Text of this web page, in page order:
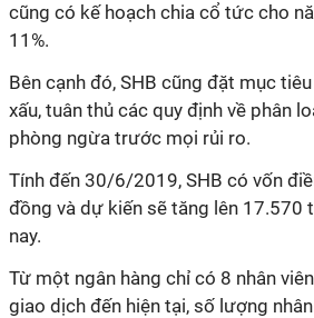
cũng có kế hoạch chia cổ tức cho
11%.
Bên cạnh đó, SHB cũng đặt mục
xấu, tuân thủ các quy định về phân
phòng ngừa trước mọi rủi ro.
Tính đến 30/6/2019, SHB có vốn
đồng và dự kiến sẽ tăng lên 17.570
nay.
Từ một ngân hàng chỉ có 8 nhân
giao dịch đến hiện tại, số lượng